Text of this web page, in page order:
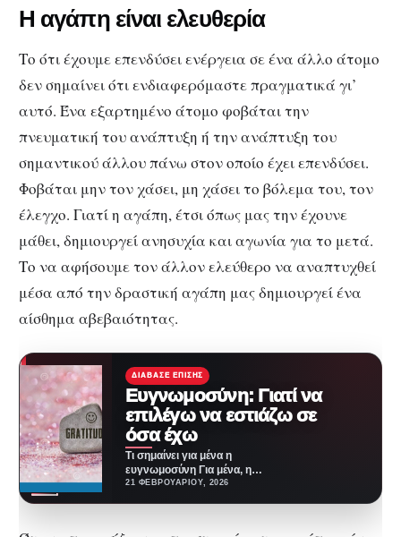
Η αγάπη είναι ελευθερία
Το ότι έχουμε επενδύσει ενέργεια σε ένα άλλο άτομο
δεν σημαίνει ότι ενδιαφερόμαστε πραγματικά γι’
αυτό. Ένα εξαρτημένο άτομο φοβάται την
πνευματική του ανάπτυξη ή την ανάπτυξη του
σημαντικού άλλου πάνω στον οποίο έχει επενδύσει.
Φοβάται μην τον χάσει, μη χάσει το βόλεμα του, τον
έλεγχο. Γιατί η αγάπη, έτσι όπως μας την έχουνε
μάθει, δημιουργεί ανησυχία και αγωνία για το μετά.
Το να αφήσουμε τον άλλον ελεύθερο να αναπτυχθεί
μέσα από την δραστική αγάπη μας δημιουργεί ένα
αίσθημα αβεβαιότητας.
ΔΙΆΒΑΣΕ ΕΠΊΣΗΣ
Eυγνωμοσύνη: Γιατί να
επιλέγω να εστιάζω σε
όσα έχω
Τι σημαίνει για μένα η
ευγνωμοσύνη Για μένα, η
ευγνωμοσύνη δεν είναι απλώς
21 ΦΕΒΡΟΥΑΡΊΟΥ, 2026